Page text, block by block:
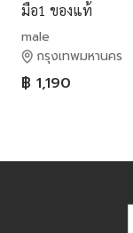
มือ1 ของแท้
male
กรุงเทพมหานคร
฿ 1,190